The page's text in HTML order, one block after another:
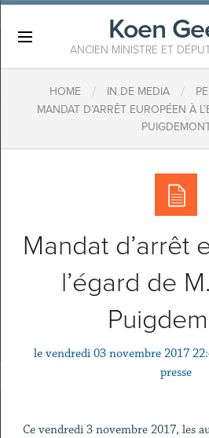
Koen
ANCIEN MINISTRE ET
HOME / IN DE MEDIA /
MANDAT D’ARRÊT EUROPÉEN À
Mandat d’arrêt
l’égard de
le vendredi 03 novembre 2017
presse
Ce vendredi 3 novembre 2017, les